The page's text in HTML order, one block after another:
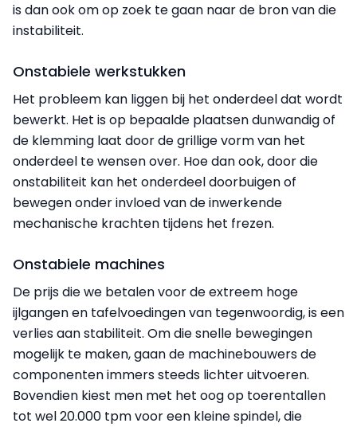
is dan ook om op zoek te gaan naar de bron van die
instabiliteit.
Onstabiele werkstukken
Het probleem kan liggen bij het onderdeel dat wordt
bewerkt. Het is op bepaalde plaatsen dunwandig of
de klemming laat door de grillige vorm van het
onderdeel te wensen over. Hoe dan ook, door die
onstabiliteit kan het onderdeel doorbuigen of
bewegen onder invloed van de inwerkende
mechanische krachten tijdens het frezen.
Onstabiele machines
De prijs die we betalen voor de extreem hoge
ijlgangen en tafelvoedingen van tegenwoordig, is een
verlies aan stabiliteit. Om die snelle bewegingen
mogelijk te maken, gaan de machinebouwers de
componenten immers steeds lichter uitvoeren.
Bovendien kiest men met het oog op toerentallen
tot wel 20.000 tpm voor een kleine spindel, die